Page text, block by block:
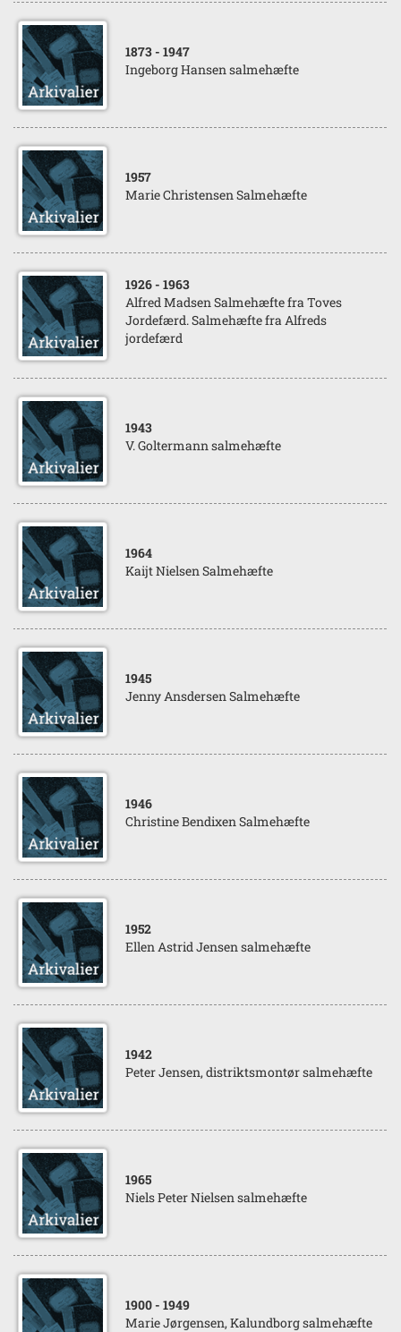
1873 - 1947
Ingeborg Hansen salmehæfte
1957
Marie Christensen Salmehæfte
1926 - 1963
Alfred Madsen Salmehæfte fra Toves
Jordefærd. Salmehæfte fra Alfreds
jordefærd
1943
V. Goltermann salmehæfte
1964
Kaijt Nielsen Salmehæfte
1945
Jenny Ansdersen Salmehæfte
1946
Christine Bendixen Salmehæfte
1952
Ellen Astrid Jensen salmehæfte
1942
Peter Jensen, distriktsmontør salmehæfte
1965
Niels Peter Nielsen salmehæfte
1900 - 1949
Marie Jørgensen, Kalundborg salmehæfte